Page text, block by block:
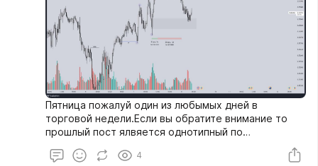
Пятница пожалуй один из любымых дней в
торговой недели.Если вы обратите внимание то
прошлый пост ялвяется однотипный по
entry/session/setup. Часы потрачены на backt-teste
потихоньку начинают оплачиваться.Нон-фарм
4